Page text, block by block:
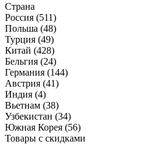
Страна
Россия (511)
Польша (48)
Турция (49)
Китай (428)
Бельгия (24)
Германия (144)
Австрия (41)
Индия (4)
Вьетнам (38)
Узбекистан (34)
Южная Корея (56)
Товары с скидками